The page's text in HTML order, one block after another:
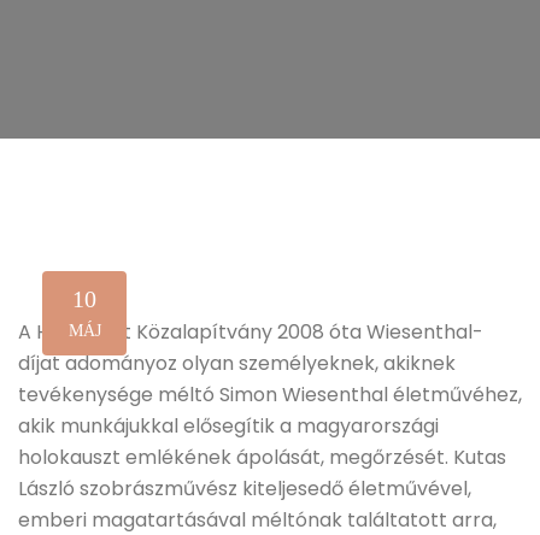
10
MÁJ
A Holocaust Közalapítvány 2008 óta Wiesenthal-
díjat adományoz olyan személyeknek, akiknek
tevékenysége méltó Simon Wiesenthal életművéhez,
akik munkájukkal elősegítik a magyarországi
holokauszt emlékének ápolását, megőrzését. Kutas
László szobrászművész kiteljesedő életművével,
emberi magatartásával méltónak találtatott arra,